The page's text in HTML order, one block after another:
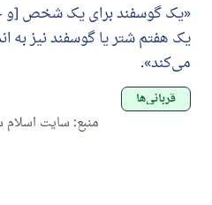
یک گوسفند برای یک شخص [و
یک هفتم شتر یا گوسفند نیز به
می‌کند .
قربانی‌ها
منبع: سایت